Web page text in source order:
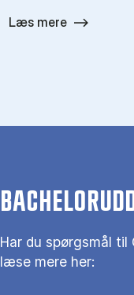
Læs mere
Har du spørgsmål til
læse mere her: